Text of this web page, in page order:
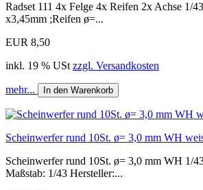
Radset 111 4x Felge 4x Reifen 2x Achse 1/
x3,45mm ;Reifen ø=...
EUR 8,50
inkl. 19 % USt zzgl. Versandkosten
mehr... In den Warenkorb
Scheinwerfer rund 10St. ø= 3,0 mm WH
Scheinwerfer rund 10St. ø= 3,0 mm WH 1/
Maßstab: 1/43 Hersteller:...